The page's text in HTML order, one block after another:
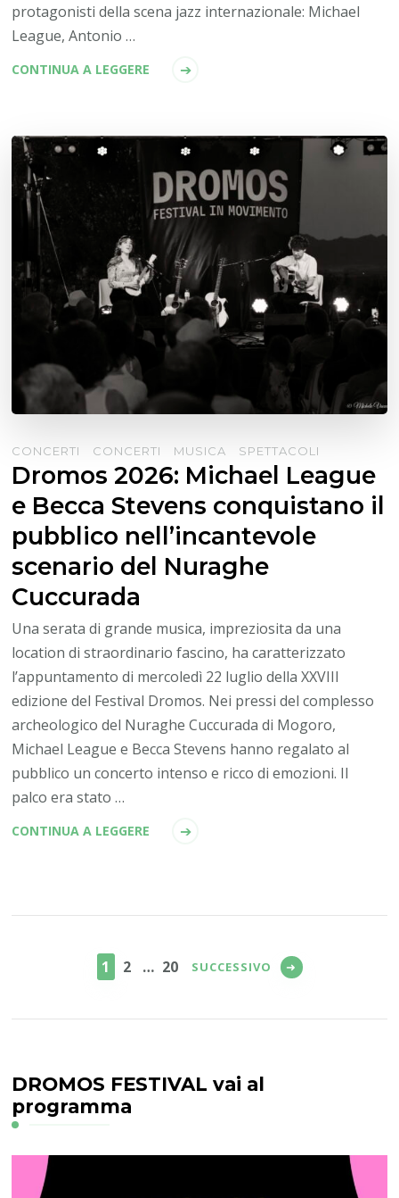
protagonisti della scena jazz internazionale: Michael
League, Antonio …
CONTINUA A LEGGERE
CONCERTI CONCERTI MUSICA SPETTACOLI
Dromos 2026: Michael League
e Becca Stevens conquistano il
pubblico nell’incantevole
scenario del Nuraghe
Cuccurada
Una serata di grande musica, impreziosita da una
location di straordinario fascino, ha caratterizzato
l’appuntamento di mercoledì 22 luglio della XXVIII
edizione del Festival Dromos. Nei pressi del complesso
archeologico del Nuraghe Cuccurada di Mogoro,
Michael League e Becca Stevens hanno regalato al
pubblico un concerto intenso e ricco di emozioni. Il
palco era stato …
CONTINUA A LEGGERE
PAGINA
1 PAGINA
2 … PAGINA
20 SUCCESSIVO
DROMOS FESTIVAL vai al
programma